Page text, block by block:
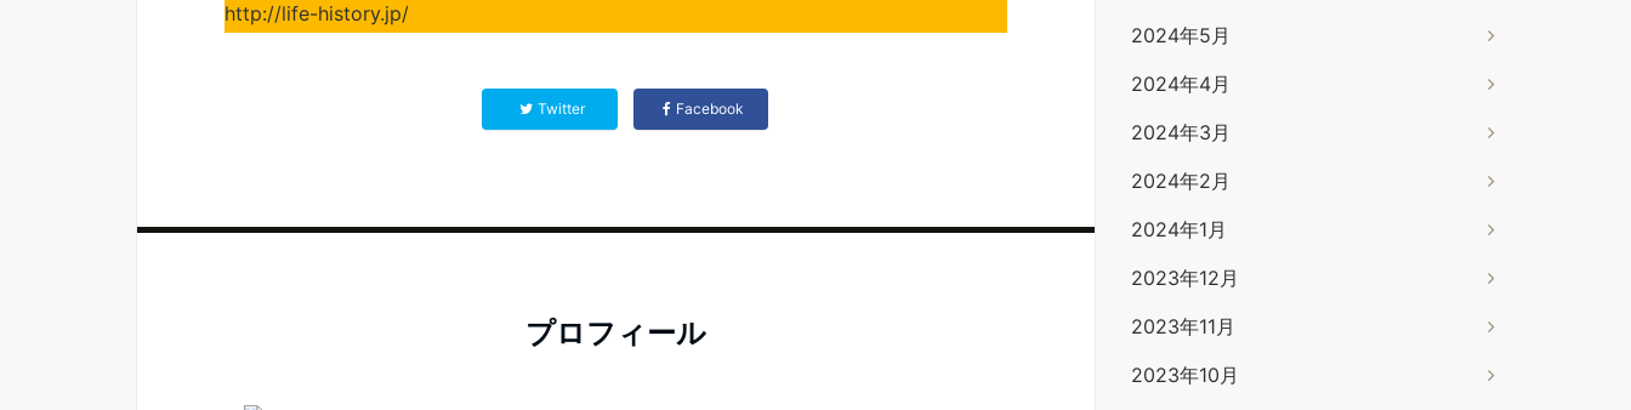
http://life-history.jp/
Twitter Facebook
プロフィール
2024年5月
2024年4月
2024年3月
2024年2月
2024年1月
2023年12月
2023年11月
2023年10月